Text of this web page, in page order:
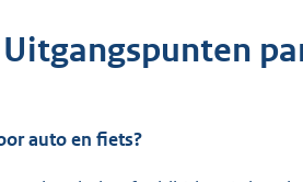
auto en fiets?